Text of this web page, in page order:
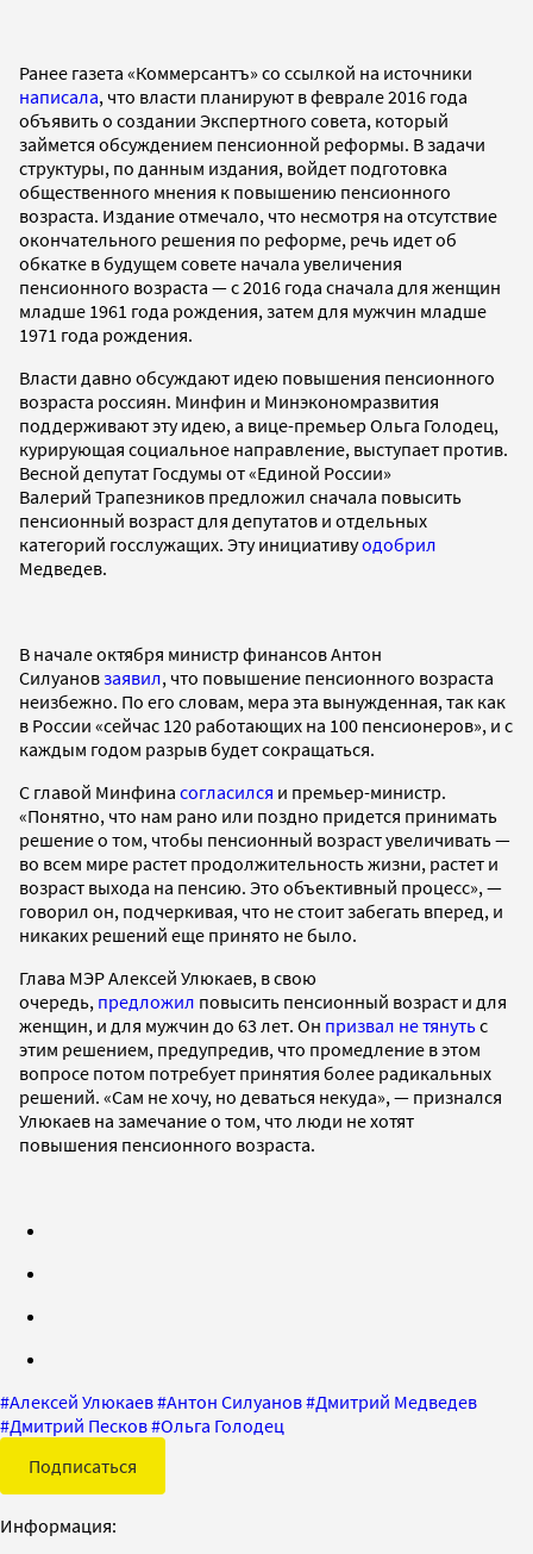
Ранее газета «Коммерсантъ» со ссылкой на источники
написала, что власти планируют в феврале 2016 года
объявить о создании Экспертного совета, который
займется обсуждением пенсионной реформы. В задачи
структуры, по данным издания, войдет подготовка
общественного мнения к повышению пенсионного
возраста. Издание отмечало, что несмотря на отсутствие
окончательного решения по реформе, речь идет об
обкатке в будущем совете начала увеличения
пенсионного возраста — с 2016 года сначала для женщин
младше 1961 года рождения, затем для мужчин младше
1971 года рождения.
Власти давно обсуждают идею повышения пенсионного
возраста россиян. Минфин и Минэкономразвития
поддерживают эту идею, а вице-премьер Ольга Голодец,
курирующая социальное направление, выступает против.
Весной депутат Госдумы от «Единой России»
Валерий Трапезников предложил сначала повысить
пенсионный возраст для депутатов и отдельных
категорий госслужащих. Эту инициативуодобрил
Медведев.
В начале октября министр финансов Антон
Силуановзаявил, что повышение пенсионного возраста
неизбежно. По его словам, мера эта вынужденная, так как
в России «сейчас 120 работающих на 100 пенсионеров», и с
каждым годом разрыв будет сокращаться.
С главой Минфина согласился и премьер-министр.
«Понятно, что нам рано или поздно придется принимать
решение о том, чтобы пенсионный возраст увеличивать —
во всем мире растет продолжительность жизни, растет и
возраст выхода на пенсию. Это объективный процесс», —
говорил он, подчеркивая, что не стоит забегать вперед, и
никаких решений еще принято не было.
Глава МЭР Алексей Улюкаев, в свою
очередь, предложил повысить пенсионный возраст и для
женщин, и для мужчин до 63 лет. Он призвал не тянутьс
этим решением, предупредив, что промедление в этом
вопросе потом потребует принятия более радикальных
решений. «Сам не хочу, но деваться некуда», — признался
Улюкаев на замечание о том, что люди не хотят
повышения пенсионного возраста.
#Алексей Улюкаев#Антон Силуанов#Дмитрий Медведев
#Дмитрий Песков#Ольга Голодец
Подписаться
Информация: